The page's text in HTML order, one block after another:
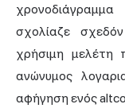
σχολίαζε
χρήσιμη μελέτη
ανώνυμος
αφήγηση ενός